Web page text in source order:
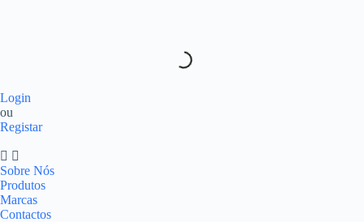
Login
ou
Registar
Sobre Nós
Produtos
Marcas
Contactos